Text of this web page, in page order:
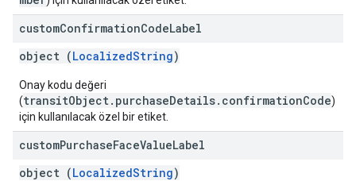
customConfirmationCodeLabel
object (LocalizedString)
Onay kodu değeri
(transitObject.purchaseDetails.confirmationCode)
için kullanılacak özel bir etiket.
customPurchaseFaceValueLabel
object (LocalizedString)